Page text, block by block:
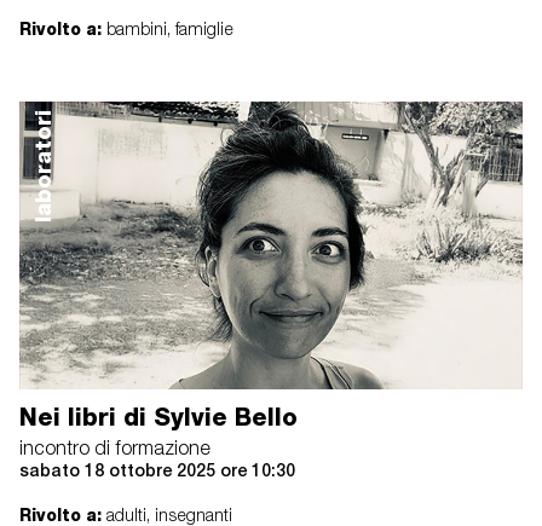
Rivolto a: bambini, famiglie
laboratori
Nei libri di Sylvie Bello
incontro di formazione
sabato 18 ottobre 2025 ore 10:30
Rivolto a: adulti, insegnanti